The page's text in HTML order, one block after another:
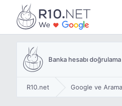
Banka hesabı doğrulama
R10.net Google ve